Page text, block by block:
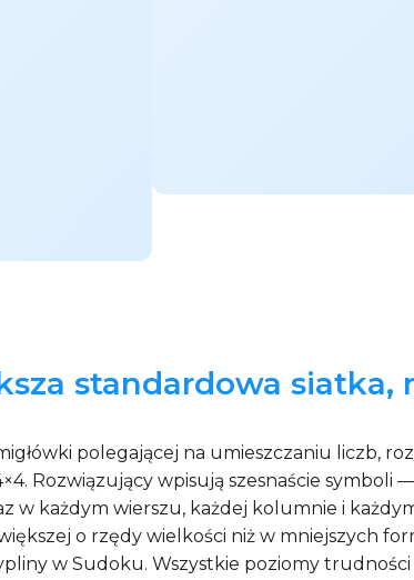
standardowa
polegającej na umieszczaniu liczb,
Rozwiązujący wpisują szesnaście symboli
w każdym wierszu, każdej kolumnie i
o rzędy wielkości niż w mniejszych
w Sudoku. Wszystkie poziomy